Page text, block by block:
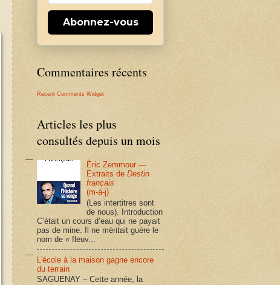
Abonnez-vous
Commentaires récents
Recent Comments Widget
Articles les plus
consultés depuis un mois
Éric Zemmour —
Extraits deDestin
français
(m-à-j)
(Les intertitres sont
de nous). Introduction
C’était un cours d’eau qui ne payait
pas de mine. Il ne méritait guère le
nom de « fleuv...
L'école à la maison gagne encore
du terrain
SAGUENAY – Cette année, la